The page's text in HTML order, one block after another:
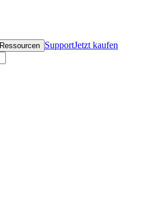
Ressourcen SupportJetzt kaufen